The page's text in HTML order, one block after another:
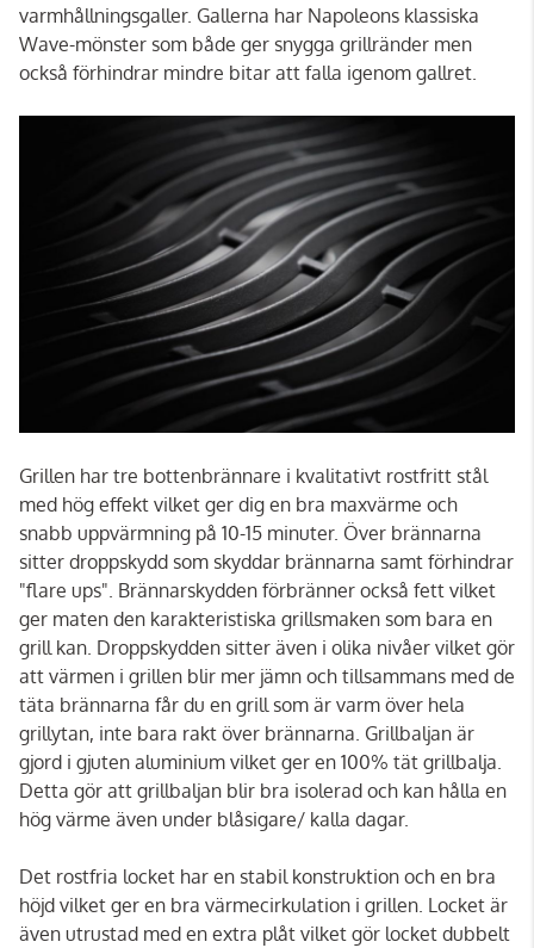
varmhållningsgaller. Gallerna har Napoleons klassiska
Wave-mönster som både ger snygga grillränder men
också förhindrar mindre bitar att falla igenom gallret.
Grillen har tre bottenbrännare i kvalitativt rostfritt stål
med hög effekt vilket ger dig en bra maxvärme och
snabb uppvärmning på 10-15 minuter. Över brännarna
sitter droppskydd som skyddar brännarna samt förhindrar
"flare ups". Brännarskydden förbränner också fett vilket
ger maten den karakteristiska grillsmaken som bara en
grill kan. Droppskydden sitter även i olika nivåer vilket gör
att värmen i grillen blir mer jämn och tillsammans med de
täta brännarna får du en grill som är varm över hela
grillytan, inte bara rakt över brännarna. Grillbaljan är
gjord i gjuten aluminium vilket ger en 100% tät grillbalja.
Detta gör att grillbaljan blir bra isolerad och kan hålla en
hög värme även under blåsigare/ kalla dagar.
Det rostfria locket har en stabil konstruktion och en bra
höjd vilket ger en bra värmecirkulation i grillen. Locket är
även utrustad med en extra plåt vilket gör locket dubbelt